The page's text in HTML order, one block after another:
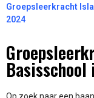
Groepsleerkracht
2024
Basisschool